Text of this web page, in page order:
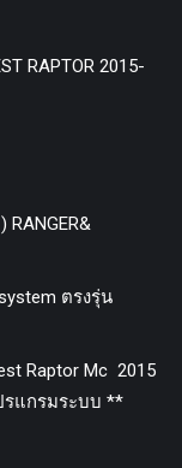
RAPTOR 2015-
RANGER&
ตรงรุ่น
Raptor Mc 2015
รแกรมระบบ **